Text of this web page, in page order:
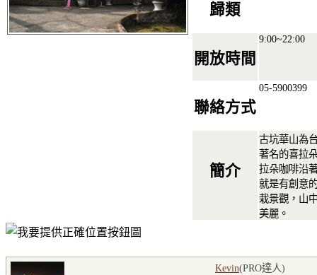
歸類
開放時間
9:00~22:00
聯絡方式
05-5900399
簡介
古坑華山為
著名的喜拉
拉朵咖啡沿
就是有創意
栽景觀，山
美麗。
Kevin(PRO達人)